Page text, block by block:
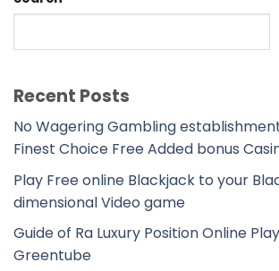
Recent Posts
No Wagering Gambling
Finest Choice Free Added bonus
Play Free online Blackjack to your
dimensional Video game
Guide of Ra Luxury Position Online
Greentube